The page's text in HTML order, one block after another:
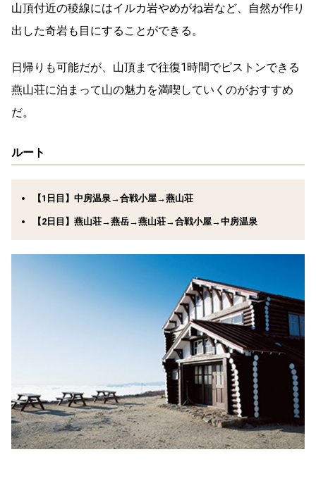
山頂付近の稜線にはイルカ岩やめがね岩など、自然が作り
出した奇岩も目にすることができる。
日帰りも可能だが、山頂まで往復1時間でピストンできる
燕山荘に泊まって山の魅力を満喫していくのがおすすめ
だ。
ルート
【1日目】中房温泉→合戦小屋→燕山荘
【2日目】燕山荘→燕岳→燕山荘→合戦小屋→中房温泉